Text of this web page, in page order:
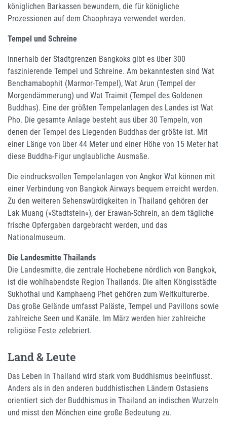
königlichen Barkassen bewundern, die für königliche
Prozessionen auf dem Chaophraya verwendet werden.
Tempel und Schreine
Innerhalb der Stadtgrenzen Bangkoks gibt es über 300
faszinierende Tempel und Schreine. Am bekanntesten sind Wat
Benchamabophit (Marmor-Tempel), Wat Arun (Tempel der
Morgendämmerung) und Wat Traimit (Tempel des Goldenen
Buddhas). Eine der größten Tempelanlagen des Landes ist Wat
Pho. Die gesamte Anlage besteht aus über 30 Tempeln, von
denen der Tempel des Liegenden Buddhas der größte ist. Mit
einer Länge von über 44 Meter und einer Höhe von 15 Meter hat
diese Buddha-Figur unglaubliche Ausmaße.
Die eindrucksvollen Tempelanlagen von Angkor Wat können mit
einer Verbindung von Bangkok Airways bequem erreicht werden.
Zu den weiteren Sehenswürdigkeiten in Thailand gehören der
Lak Muang (»Stadtstein«), der Erawan-Schrein, an dem tägliche
frische Opfergaben dargebracht werden, und das
Nationalmuseum.
Die Landesmitte Thailands
Die Landesmitte, die zentrale Hochebene nördlich von Bangkok,
ist die wohlhabendste Region Thailands. Die alten Köngisstädte
Sukhothai und Kamphaeng Phet gehören zum Weltkulturerbe.
Das große Gelände umfasst Paläste, Tempel und Pavillons sowie
zahlreiche Seen und Kanäle. Im März werden hier zahlreiche
religiöse Feste zelebriert.
Land & Leute
Das Leben in Thailand wird stark vom Buddhismus beeinflusst.
Anders als in den anderen buddhistischen Ländern Ostasiens
orientiert sich der Buddhismus in Thailand an indischen Wurzeln
und misst den Mönchen eine große Bedeutung zu.